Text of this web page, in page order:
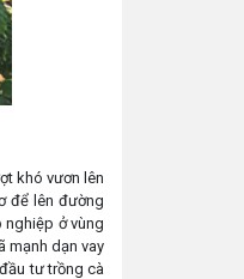
khó vươn lên
để lên đường
nghiệp ở vùng
mạnh dạn vay
tư trồng cà